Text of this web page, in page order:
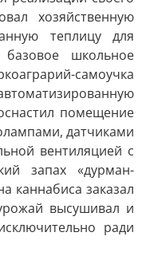
хозяйственную
теплицу для
школьное
самоучка
помещение
датчиками
вентиляцией с
запах «дурман-
каннабиса заказал
высушивал и
ради